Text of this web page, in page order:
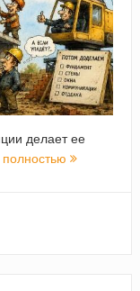
делает ее
полностью